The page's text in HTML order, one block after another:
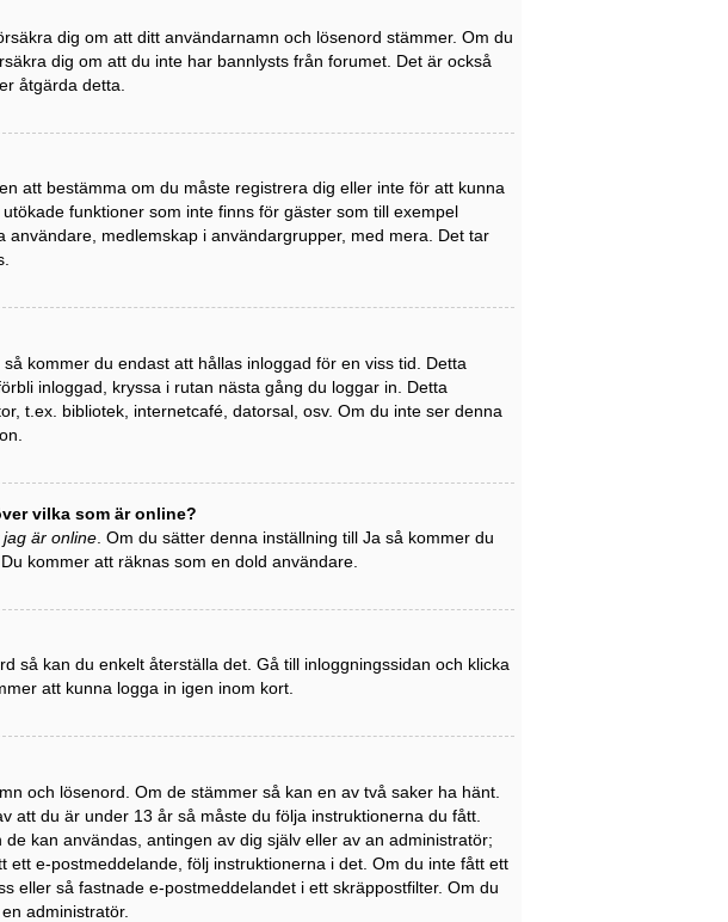
dig om att ditt användarnamn och lösenord stämmer. Om du
dig om att du inte har bannlysts från forumet. Det är också
åtgärda detta.
att bestämma om du måste registrera dig eller inte för att kunna
funktioner som inte finns för gäster som till exempel
medlemskap i användargrupper, med mera. Det tar
kommer du endast att hållas inloggad för en viss tid. Detta
inloggad, kryssa i rutan nästa gång du loggar in. Detta
t.ex. bibliotek, internetcafé, datorsal, osv. Om du inte ser denna
vilka som är online?
är online . Om du sätter denna inställning till Ja så kommer du
kommer att räknas som en dold användare.
så kan du enkelt återställa det. Gå till inloggningssidan och klicka
att kunna logga in igen inom kort.
och lösenord. Om de stämmer så kan en av två saker ha hänt.
att du är under 13 år så måste du följa instruktionerna du fått.
kan användas, antingen av dig själv eller av an administratör;
e-postmeddelande, följ instruktionerna i det. Om du inte fått ett
eller så fastnade e-postmeddelandet i ett skräppostfilter. Om du
administratör.